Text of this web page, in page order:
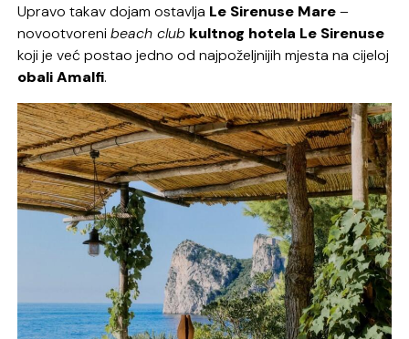
Upravo takav dojam ostavlja Le Sirenuse Mare–
novootvorenibeach club kultnog hotela Le Sirenuse
koji je već postao jedno od najpoželjnijih mjesta na cijeloj
obali Amalfi.